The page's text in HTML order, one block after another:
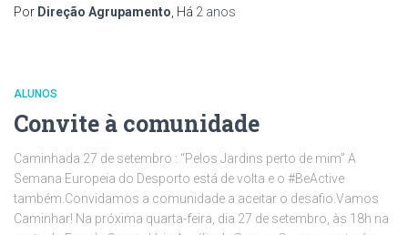
Por Direção Agrupamento , Há 2 anos
ALUNOS
Convite à comunidade
Caminhada 27 de setembro : “Pelos Jardins perto de mim” A
Semana Europeia do Desporto está de volta e o #BeActive
também.Convidamos a comunidade a aceitar o desafio.Vamos
Caminhar! Na próxima quarta-feira, dia 27 de setembro, às 18h na